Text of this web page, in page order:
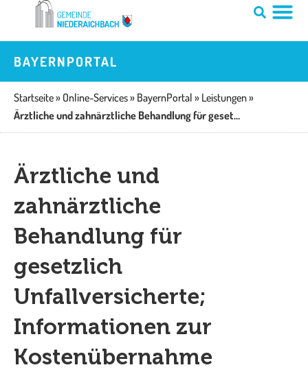
springen
BAYERNPORTAL
Startseite» Online-Services» BayernPortal » Leistungen»
Ärztliche und zahnärztliche Behandlung für gesetzlich Unfallversicherte; Informationen zur Kostenübernahme
Ärztliche und
zahnärztliche
Behandlung für
gesetzlich
Unfallversicherte;
Informationen zur
Kostenübernahme